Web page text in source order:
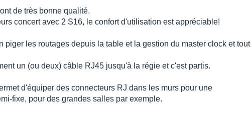
de très bonne qualité.
concert avec 2 S16, le confort d'utilisation est appréciable!
piger les routages depuis la table et la gestion du master clock et tout
un (ou deux) câble RJ45 jusqu'à la régie et c'est partis.
d'équiper des connecteurs RJ dans les murs pour une
fixe, pour des grandes salles par exemple.